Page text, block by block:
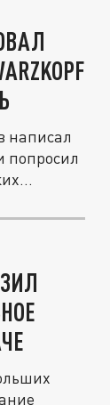
написал
попросил